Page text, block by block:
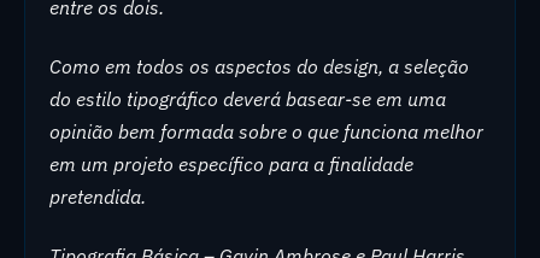
entre os dois.
Como em todos os aspectos do design, a seleção
do estilo tipográfico deverá basear-se em uma
opinião bem formada sobre o que funciona melhor
em um projeto específico para a finalidade
pretendida.